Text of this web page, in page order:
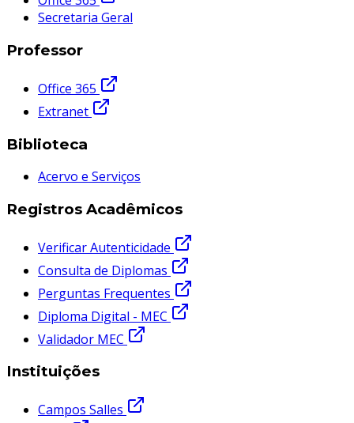
Secretaria Geral
Professor
Office 365
Extranet
Biblioteca
Acervo e Serviços
Registros Acadêmicos
Verificar Autenticidade
Consulta de Diplomas
Perguntas Frequentes
Diploma Digital - MEC
Validador MEC
Instituições
Campos Salles